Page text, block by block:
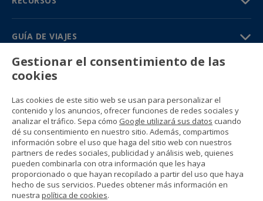
GUÍA DE VIAJES
PARTNERS
Contacto
Precios y catálogos
(+34) 91 594 37 76
Gustavo Fernández Balbuena, 11
28002 Madrid, Spain
Sitemap
Condiciones generales
Política de privacidad
Política de cookies
Gestionar el consentimiento de las
cookies
Las cookies de este sitio web se usan para personalizar el
contenido y los anuncios, ofrecer funciones de redes sociales y
analizar el tráfico. Sepa cómo Google utilizará sus datos cuando
dé su consentimiento en nuestro sitio. Además, compartimos
información sobre el uso que haga del sitio web con nuestros
partners de redes sociales, publicidad y análisis web, quienes
pueden combinarla con otra información que les haya
proporcionado o que hayan recopilado a partir del uso que haya
hecho de sus servicios. Puedes obtener más información en
nuestra política de cookies.